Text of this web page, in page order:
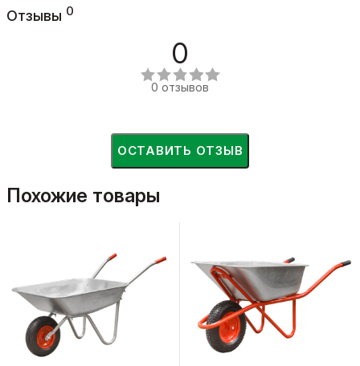
Отзывы 0
0
0 отзывов
ОСТАВИТЬ ОТЗЫВ
Похожие товары